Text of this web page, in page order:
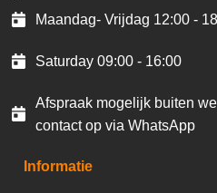
Maandag- Vrijdag 12:00 -
Saturday 09:00 - 16:00
Afspraak mogelijk buiten
contact op via WhatsApp
Informatie